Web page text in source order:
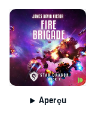
Aperçu